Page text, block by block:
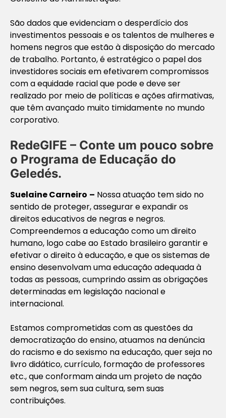
São dados que evidenciam o desperdício dos
investimentos pessoais e os talentos de mulheres e
homens negros que estão à disposição do mercado
de trabalho. Portanto, é estratégico o papel dos
investidores sociais em efetivarem compromissos
com a equidade racial que pode e deve ser
realizado por meio de políticas e ações afirmativas,
que têm avançado muito timidamente no mundo
corporativo.
RedeGIFE – Conte um pouco sobre
o Programa de Educação do
Geledés.
Suelaine Carneiro – Nossa atuação tem sido no
sentido de proteger, assegurar e expandir os
direitos educativos de negras e negros.
Compreendemos a educação como um direito
humano, logo cabe ao Estado brasileiro garantir e
efetivar o direito à educação, e que os sistemas de
ensino desenvolvam uma educação adequada à
todas as pessoas, cumprindo assim as obrigações
determinadas em legislação nacional e
internacional.
Estamos comprometidas com as questões da
democratização do ensino, atuamos na denúncia
do racismo e do sexismo na educação, quer seja no
livro didático, currículo, formação de professores
etc., que conformam ainda um projeto de nação
sem negros, sem sua cultura, sem suas
contribuições.